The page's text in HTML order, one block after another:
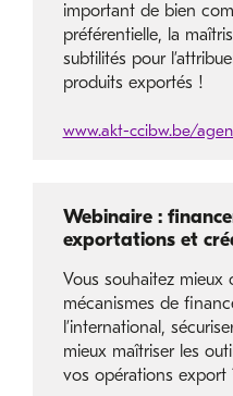
important de bien
préférentielle, la
subtilités pour
produits exportés !
www.akt-ccibw.be/
Webinaire :
exportations et
Vous souhaitez mieux
mécanismes de
l’international,
mieux maîtriser les
vos opérations export